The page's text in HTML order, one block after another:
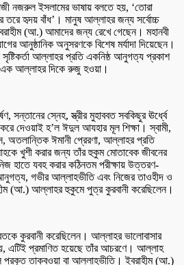
নজরুল ইসলামের ভাষায় বলতে হয়, ‘তোরা
হৃদয় বাঁধ’। মানুষ আল্লাহর জন্য সর্বোচ্চ
(আ.) আমাদের জন্য রেখে গেছেন। মহানবী
আনুষ্ঠানিক অনুসরণকে বিশেষ মর্যাদা দিয়েছেন।
আল্লাহর প্রতি একনিষ্ঠ আনুগত্য প্রকাশ
এক আল্লাহর দিকে রুজু হওয়া।
সন্তানের স্নেহ, স্ত্রীর মুহাববত সবকিছুর ঊর্ধ্বে
দেওয়াই হ’ল ঈদুল আযহার মূল শিক্ষা। স্বামী,
অতলান্তিক ঈমানী প্রেরণা, আল্লাহর প্রতি
খুশী করার জন্য তাঁর হুকুম মোতাবেক জীবনের
হাতে যবহ করার কঠিনতম পরীক্ষায় উত্তরণ-
গভীর আল্লাহভীতি এবং নিজের তাওহীদ ও
(আ.) আল্লাহর হুকুমে পুত্র কুরবানী করেছিলেন।
কুরবানী করেছিলেন। আল্লাহর ভালোবাসার
এটিই প্রমাণিত হয়েছে তাঁর আচরণে। আল্লাহ
প্রকৃত তাক্বওয়া বা আল্লাহভীতি। ইবরাহীম (আ.)